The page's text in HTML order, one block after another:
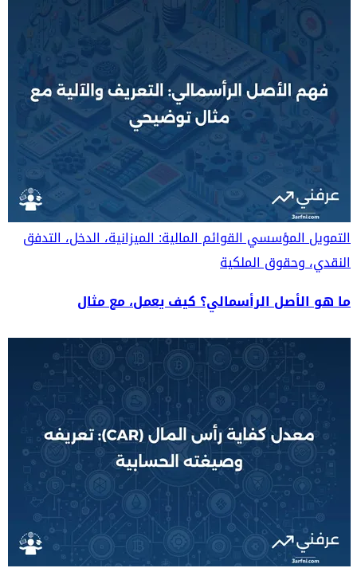
التمويل المؤسسيالقوائم المالية: الميزانية، الدخل، التدفق
النقدي، وحقوق الملكية
ما هو الأصل الرأسمالي؟ كيف يعمل، مع مثال